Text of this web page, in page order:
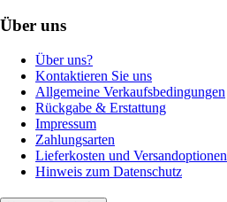
Über uns
Über uns?
Kontaktieren Sie uns
Allgemeine Verkaufsbedingungen
Rückgabe & Erstattung
Impressum
Zahlungsarten
Lieferkosten und Versandoptionen
Hinweis zum Datenschutz